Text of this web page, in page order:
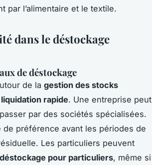
par l’alimentaire et le textile.
dans le déstockage
de déstockage
de la gestion des stocks
rapide. Une entreprise peut
par des sociétés spécialisées.
de préférence avant les périodes de
Les particuliers peuvent
déstockage pour particuliers, même si